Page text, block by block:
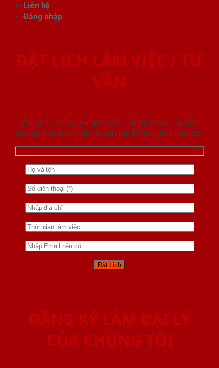
Liên hệ
Đăng nhập
ĐẶT LỊCH LÀM VIỆC / TƯ
VẤN
Vui lòng nhập thông tin đặt lịch để được sắp xếp
gặp gỡ làm việc hoăc tư vấn mà không phải chờ đợi.
ĐĂNG KÝ LÀM ĐẠI LÝ
CỦA CHÚNG TÔI